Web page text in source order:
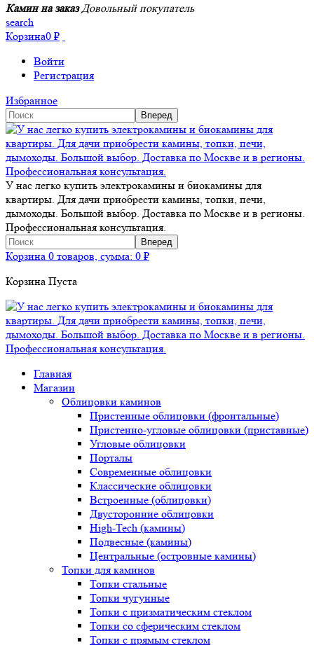
Камин на заказ Довольный покупатель
search
Корзина0 ₽
Войти
Регистрация
Избранное
У нас легко купить электрокамины и биокамины для
квартиры. Для дачи приобрести камины, топки, печи,
дымоходы. Большой выбор. Доставка по Москве и в регионы.
Профессиональная консультация.
Корзина 0 товаров, сумма: 0 ₽
Корзина Пуста
Главная
Магазин
Облицовки каминов
Пристенные облицовки (фронтальные)
Пристенно-угловые облицовки (приставные)
Угловые облицовки
Порталы
Современные облицовки
Классические облицовки
Встроенные (облицовки)
Двусторонние облицовки
High-Tech (камины)
Подвесные (камины)
Центральные (островные камины)
Топки для каминов
Топки стальные
Топки чугунные
Топки с призматическим стеклом
Топки со сферическим стеклом
Топки с прямым стеклом